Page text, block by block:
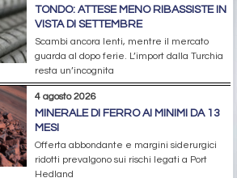
TONDO: ATTESE MENO RIBASSISTE IN
VISTA DI SETTEMBRE
Scambi ancora lenti, mentre il mercato
guarda al dopo ferie. L’import dalla Turchia
resta un’incognita
4 agosto 2026
MINERALE DI FERRO AI MINIMI DA 13
MESI
Offerta abbondante e margini siderurgici
ridotti prevalgono sui rischi legati a Port
Hedland